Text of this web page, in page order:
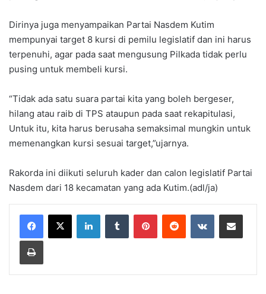
Dirinya juga menyampaikan Partai Nasdem Kutim
mempunyai target 8 kursi di pemilu legislatif dan ini harus
terpenuhi, agar pada saat mengusung Pilkada tidak perlu
pusing untuk membeli kursi.
“Tidak ada satu suara partai kita yang boleh bergeser,
hilang atau raib di TPS ataupun pada saat rekapitulasi,
Untuk itu, kita harus berusaha semaksimal mungkin untuk
memenangkan kursi sesuai target,”ujarnya.
Rakorda ini diikuti seluruh kader dan calon legislatif Partai
Nasdem dari 18 kecamatan yang ada Kutim.(adl/ja)
LinkedInTumblr PinterestReddit VKontakteShare via Email
Print